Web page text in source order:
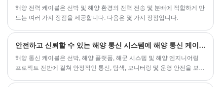
해양 전력 케이블은 선박 및 해양 환경의 전력 전송 및 분배에 적합하게 만
드는 여러 가지 장점을 제공합니다. 다음은 몇 가지 장점입니다.
안전하고 신뢰할 수 있는 해양 통신 시스템에 해양 통신 케이블이 필수적인 이유
해양 통신 케이블은 선박, 해양 플랫폼, 해군 시스템 및 해양 엔지니어링
프로젝트 전반에 걸쳐 안정적인 통신, 탐색, 모니터링 및 운영 안전을 보장